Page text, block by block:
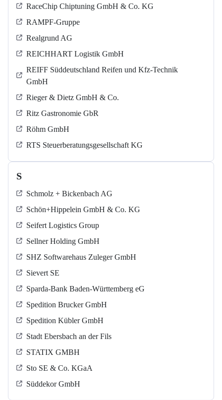
RaceChip Chiptuning GmbH & Co. KG
RAMPF-Gruppe
Realgrund AG
REICHHART Logistik GmbH
REIFF Süddeutschland Reifen und Kfz-Technik
GmbH
Rieger & Dietz GmbH & Co.
Ritz Gastronomie GbR
Röhm GmbH
RTS Steuerberatungsgesellschaft KG
S
Schmolz + Bickenbach AG
Schön+Hippelein GmbH & Co. KG
Seifert Logistics Group
Sellner Holding GmbH
SHZ Softwarehaus Zuleger GmbH
Sievert SE
Sparda-Bank Baden-Württemberg eG
Spedition Brucker GmbH
Spedition Kübler GmbH
Stadt Ebersbach an der Fils
STATIX GMBH
Sto SE & Co. KGaA
Süddekor GmbH